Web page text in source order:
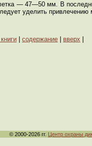
— 47—50 мм. В
уделить
содержание вверх
© 2000-2026 гг. Центр охраны